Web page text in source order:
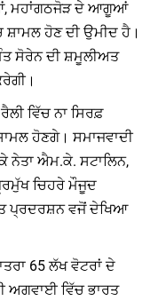
ਮਹਾਂਗਠਜੋੜ ਦੇ ਆਗੂਆਂ
ਸ਼ਾਮਲ ਹੋਣ ਦੀ ਉਮੀਦ ਹੈ।
ਸੋਰੇਨ ਦੀ ਸ਼ਮੂਲੀਅਤ
ਵਿੱਚ ਨਾ ਸਿਰਫ਼
ਹੋਣਗੇ। ਸਮਾਜਵਾਦੀ
ਨੇਤਾ ਐਮ.ਕੇ. ਸਟਾਲਿਨ,
ਚਿਹਰੇ ਮੌਜੂਦ
ਪ੍ਰਦਰਸ਼ਨ ਵਜੋਂ ਦੇਖਿਆ
65 ਲੱਖ ਵੋਟਰਾਂ ਦੇ
ਅਗਵਾਈ ਵਿੱਚ ਭਾਰਤ